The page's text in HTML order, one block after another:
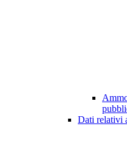
Dati relativi